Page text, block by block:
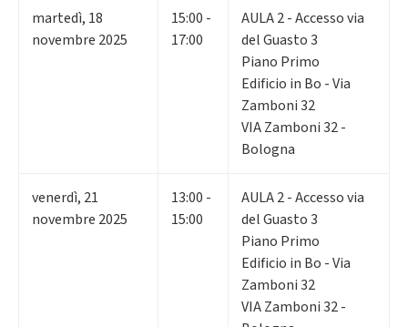
martedì, 18
novembre 2025
15:00 -
17:00
AULA 2 - Accesso via
del Guasto 3
Piano Primo
Edificio in Bo - Via
Zamboni 32
VIA Zamboni 32 -
Bologna
venerdì, 21
novembre 2025
13:00 -
15:00
AULA 2 - Accesso via
del Guasto 3
Piano Primo
Edificio in Bo - Via
Zamboni 32
VIA Zamboni 32 -